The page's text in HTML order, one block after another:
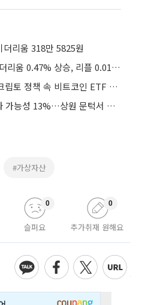
리움 318만 5825원
비트코인 0.64% 상승... 이더리움 0.47% 상승, 리플 0.019% 상승
'트럼프 일가는 달랐다' 친크립토 정책 속 비트코인 ETF 강세
美 클래리티 법안 연내 통과 가능성 13%…상원 문턱서 제동
#가상자산
슬퍼요
0
추가취재 원해요
0